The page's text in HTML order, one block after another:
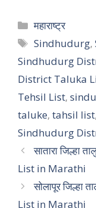
महाराष्ट्र
Sindhudurg,
Sindhudurg
District Taluka
Tehsil List,
taluke, tahsil list,
Sindhudurg
सातारा जिल्हा
List in Marathi
सोलापूर
List in Marathi